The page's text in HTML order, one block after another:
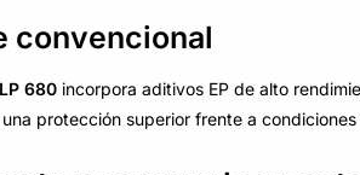
convencional
680 incorpora aditivos EP de alto
protección superior frente a